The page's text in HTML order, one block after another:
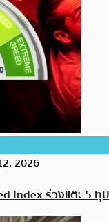
2026
Index ร่วงแตะ 5